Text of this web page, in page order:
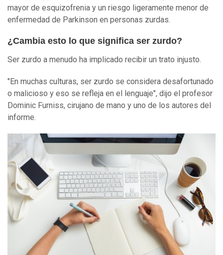
mayor de esquizofrenia y un riesgo ligeramente menor de
enfermedad de Parkinson en personas zurdas.
¿Cambia esto lo que significa ser zurdo?
Ser zurdo a menudo ha implicado recibir un trato injusto.
"En muchas culturas, ser zurdo se considera desafortunado
o malicioso y eso se refleja en el lenguaje", dijo el profesor
Dominic Furniss, cirujano de mano y uno de los autores del
informe.